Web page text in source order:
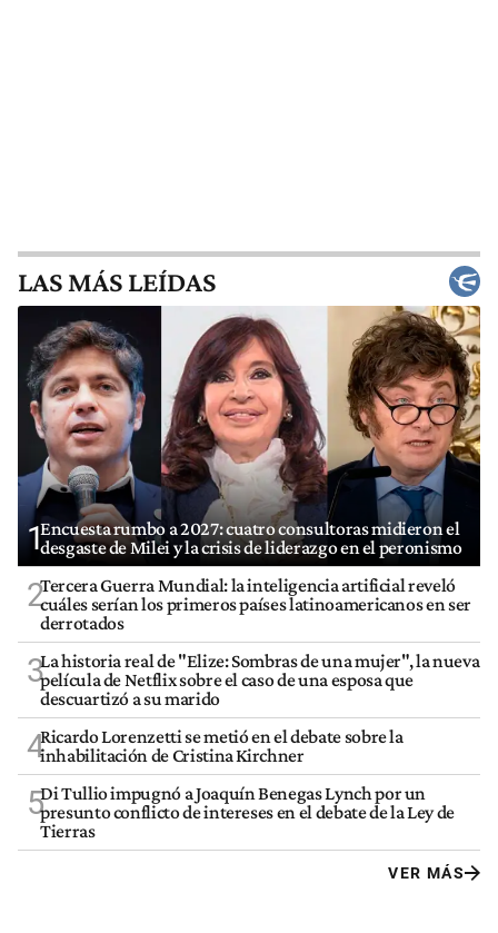
LAS MÁS LEÍDAS
1Encuesta rumbo a 2027: cuatro consultoras midieron el
desgaste de Milei y la crisis de liderazgo en el peronismo
2Tercera Guerra Mundial: la inteligencia artificial reveló
cuáles serían los primeros países latinoamericanos en ser
derrotados
3La historia real de "Elize: Sombras de una mujer", la nueva
película de Netflix sobre el caso de una esposa que
descuartizó a su marido
4Ricardo Lorenzetti se metió en el debate sobre la
inhabilitación de Cristina Kirchner
5Di Tullio impugnó a Joaquín Benegas Lynch por un
presunto conflicto de intereses en el debate de la Ley de
Tierras
VER MÁS